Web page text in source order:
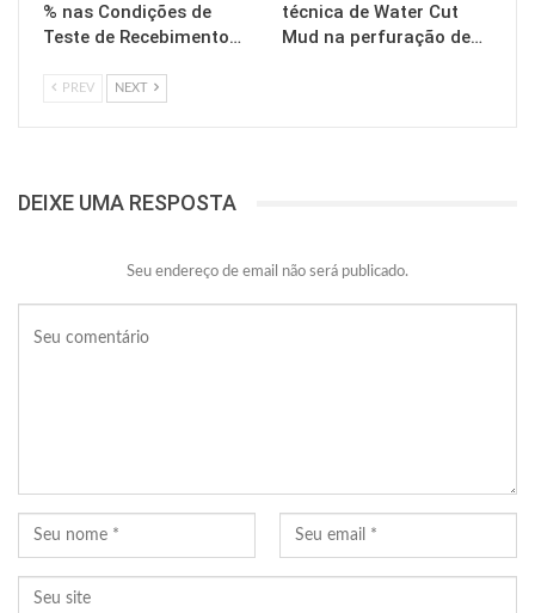
% nas Condições de
Teste de Recebimento…
técnica de Water Cut
Mud na perfuração de…
PREV NEXT
DEIXE UMA RESPOSTA
Seu endereço de email não será publicado.